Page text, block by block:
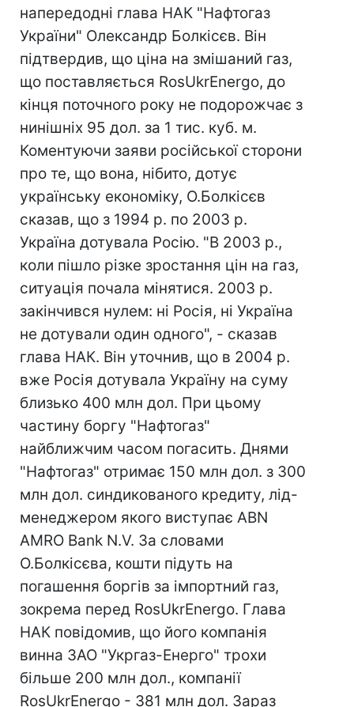
напередодні глава НАК "Нафтогаз
України" Олександр Болкісєв. Він
підтвердив, що ціна на змішаний газ,
що поставляється RosUkrEnergo, до
кінця поточного року не подорожчає з
нинішніх 95 дол. за 1 тис. куб. м.
Коментуючи заяви російської сторони
про те, що вона, нібито, дотує
українську економіку, О.Болкісєв
сказав, що з 1994 р. по 2003 р.
Україна дотувала Росію. "В 2003 р.,
коли пішло різке зростання цін на газ,
ситуація почала мінятися. 2003 р.
закінчився нулем: ні Росія, ні Україна
не дотували один одного", - сказав
глава НАК. Він уточнив, що в 2004 р.
вже Росія дотувала Україну на суму
близько 400 млн дол. При цьому
частину боргу "Нафтогаз"
найближчим часом погасить. Днями
"Нафтогаз" отримає 150 млн дол. з 300
млн дол. синдикованого кредиту, лід-
менеджером якого виступає ABN
AMRO Bank N.V. За словами
О.Болкісєва, кошти підуть на
погашення боргів за імпортний газ,
зокрема перед RosUkrEnergo. Глава
НАК повідомив, що його компанія
винна ЗАО "Укргаз-Енерго" трохи
більше 200 млн дол., компанії
RosUkrEnergo - 381 млн дол. Зараз